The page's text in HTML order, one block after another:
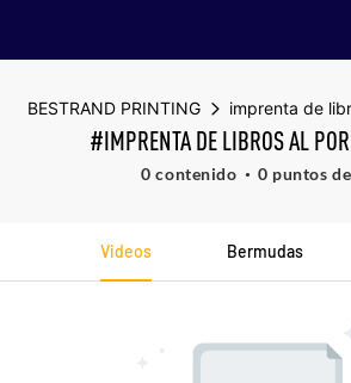
BESTRAND PRINTING imprenta de
#IMPRENTA DE LIBROS AL
0 contenido 0 puntos
Videos Bermudas